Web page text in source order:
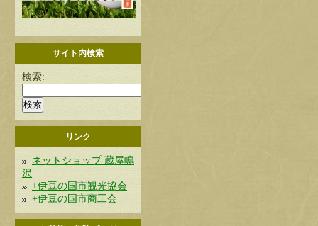
サイト内検索
検索:
リンク
ネットショップ 蔵屋鳴
沢
+伊豆の国市観光協会
+伊豆の国市商工会